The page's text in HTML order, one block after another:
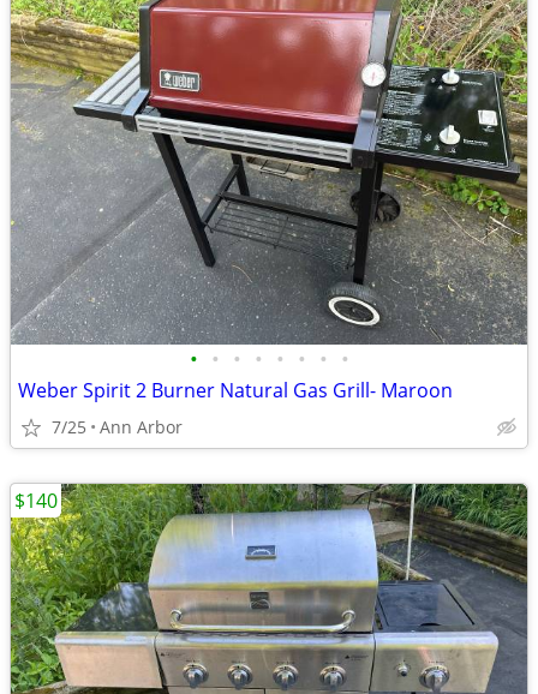
• • • • • • • •
Weber Spirit 2 Burner Natural Gas Grill- Maroon
7/25 Ann Arbor
$140